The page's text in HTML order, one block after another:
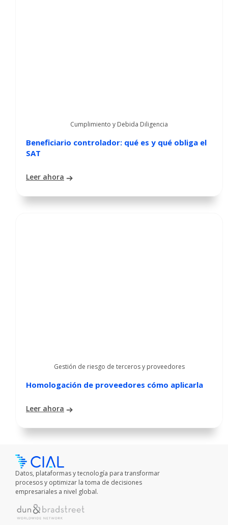
Cumplimiento y Debida Diligencia
Beneficiario controlador: qué es y qué obliga el
SAT
Leer ahora
Gestión de riesgo de terceros y proveedores
Homologación de proveedores cómo aplicarla
Leer ahora
Datos, plataformas y tecnología para transformar
procesos y optimizar la toma de decisiones
empresariales a nivel global.